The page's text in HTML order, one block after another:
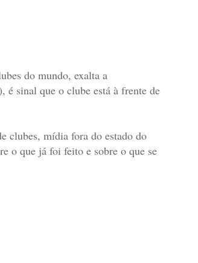
do mundo, exalta a
é sinal que o clube está à frente de
clubes, mídia fora do estado do
o que já foi feito e sobre o que se